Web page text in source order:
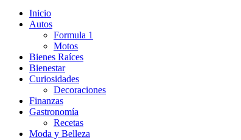
Inicio
Autos
Formula 1
Motos
Bienes Raíces
Bienestar
Curiosidades
Decoraciones
Finanzas
Gastronomía
Recetas
Moda y Belleza